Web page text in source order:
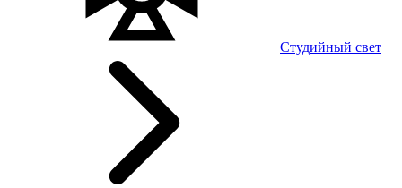
Студийный свет